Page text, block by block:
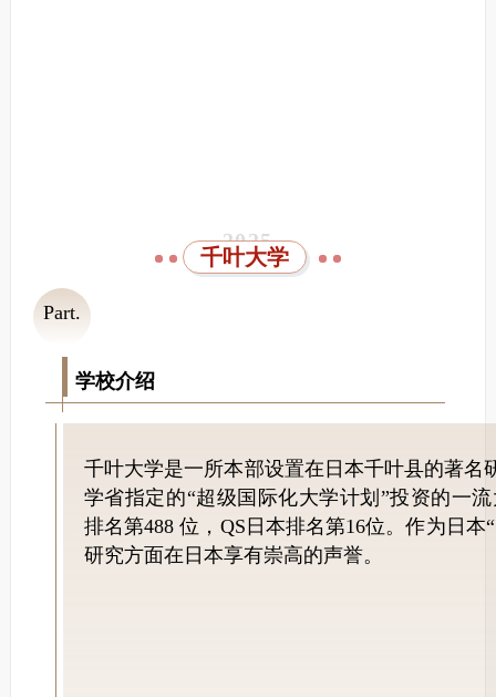
2025
千叶大学
Part.
01
学校介绍
千叶大学是一所本部设置在日本千叶县的著名
学省指定的“超级国际化大学计划”投资的一
排名第488 位，QS日本排名第16位。作为日
研究方面在日本享有崇高的声誉。